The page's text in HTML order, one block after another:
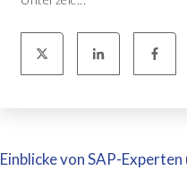
Einblicke von SAP-